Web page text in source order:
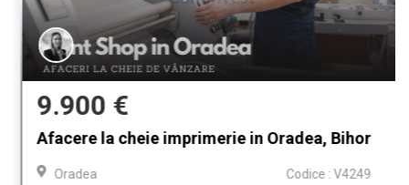
9.900 €
Afacere la cheie imprimerie in Oradea, Bihor
Oradea Codice : V4249